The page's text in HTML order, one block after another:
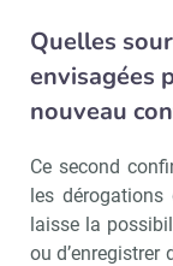
Quelles
envisagées
nouveau
Ce second
les
laisse la
ou